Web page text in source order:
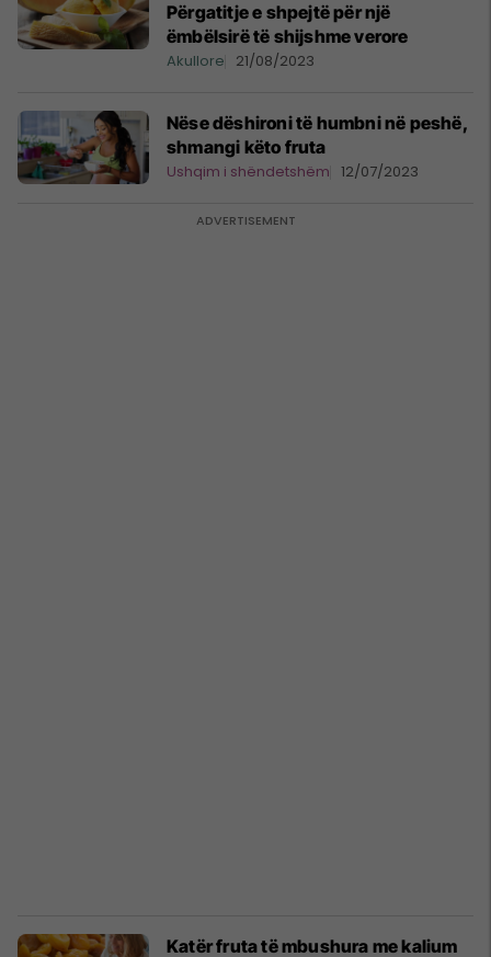
Përgatitje e shpejtë për një
ëmbëlsirë të shijshme verore
Akullore 21/08/2023
Nëse dëshironi të humbni në peshë,
shmangi këto fruta
Ushqim i shëndetshëm 12/07/2023
Katër fruta të mbushura me kalium